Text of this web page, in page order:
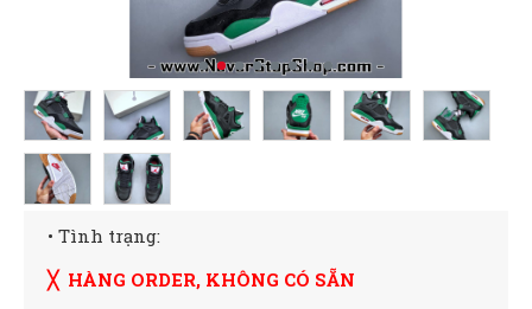
• Tình trạng:
╳ HÀNG ORDER, KHÔNG CÓ SẴN